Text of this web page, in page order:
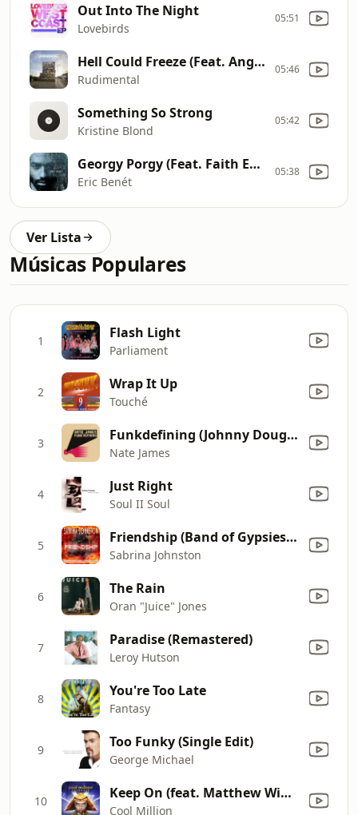
Out Into The Night
Lovebirds
05:51
Hell Could Freeze (Feat. Angel Haze)
Rudimental
05:46
Something So Strong
Kristine Blond
05:42
Georgy Porgy (Feat. Faith Evans)
Eric Benét
05:38
Ver Lista
Músicas Populares
1 Flash Light
Parliament
2 Wrap It Up
Touché
3 Funkdefining (Johnny Douglas Radio Edit)
Nate James
4 Just Right
Soul II Soul
5 Friendship (Band of Gypsies Album Edit)
Sabrina Johnston
6 The Rain
Oran "Juice" Jones
7 Paradise (Remastered)
Leroy Hutson
8 You're Too Late
Fantasy
9 Too Funky (Single Edit)
George Michael
10 Keep On (feat. Matthew Winchester)
Cool Million